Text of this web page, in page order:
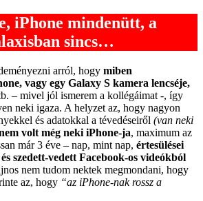
iPhone mindenütt, a
sincs…
arról, hogy miben
vagy egy Galaxy S kamera lencséje,
– mivel jól ismerem a kollégáimat -, így
neki igaza. A helyzet az, hogy nagyon
és adatokkal a tévedéseiről (van neki
volt még neki iPhone-ja, maximum az
már 3 éve – nap, mint nap, értesülései
szedett-vedett Facebook-os videókból
nem tudom nektek megmondani, hogy
az, hogy “az iPhone-nak rossz a